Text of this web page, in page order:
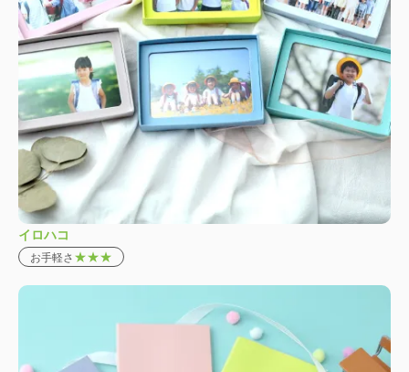
イロハコ
お手軽さ ★★★